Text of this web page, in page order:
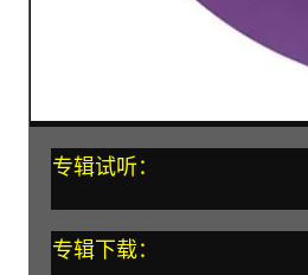
专辑试听：
专辑下载：